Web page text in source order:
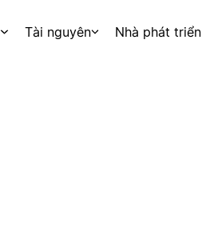
Tài nguyên Nhà phát triển